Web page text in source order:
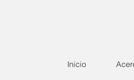
Inicio